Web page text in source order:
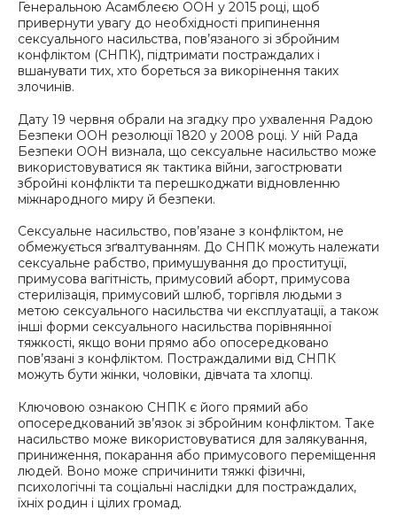
Генеральною Асамблеєю ООН у 2015 році, щоб
привернути увагу до необхідності припинення
сексуального насильства, пов’язаного зі збройним
конфліктом (СНПК), підтримати постраждалих і
вшанувати тих, хто бореться за викорінення таких
злочинів.
Дату 19 червня обрали на згадку про ухвалення Радою
Безпеки ООН резолюції 1820 у 2008 році. У ній Рада
Безпеки ООН визнала, що сексуальне насильство може
використовуватися як тактика війни, загострювати
збройні конфлікти та перешкоджати відновленню
міжнародного миру й безпеки.
Сексуальне насильство, пов’язане з конфліктом, не
обмежується зґвалтуванням. До СНПК можуть належати
сексуальне рабство, примушування до проституції,
примусова вагітність, примусовий аборт, примусова
стерилізація, примусовий шлюб, торгівля людьми з
метою сексуального насильства чи експлуатації, а також
інші форми сексуального насильства порівнянної
тяжкості, якщо вони прямо або опосередковано
пов’язані з конфліктом. Постраждалими від СНПК
можуть бути жінки, чоловіки, дівчата та хлопці.
Ключовою ознакою СНПК є його прямий або
опосередкований зв’язок зі збройним конфліктом. Таке
насильство може використовуватися для залякування,
приниження, покарання або примусового переміщення
людей. Воно може спричинити тяжкі фізичні,
психологічні та соціальні наслідки для постраждалих,
їхніх родин і цілих громад.